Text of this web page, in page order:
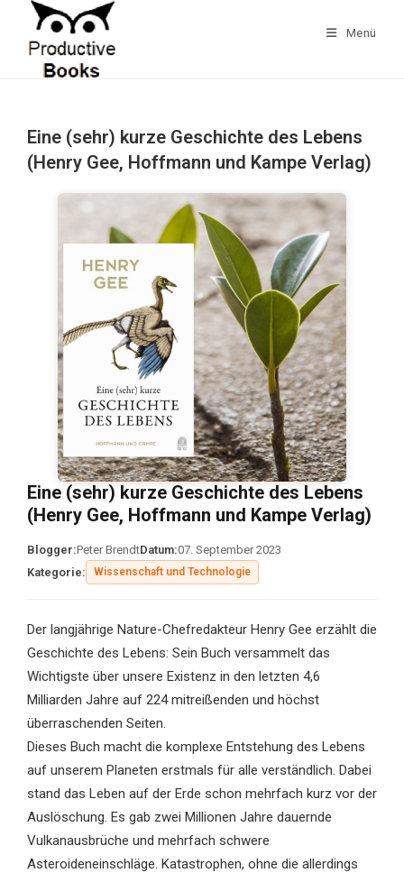
springen
Menü
Eine (sehr) kurze Geschichte des Lebens
(Henry Gee, Hoffmann und Kampe Verlag)
Eine (sehr) kurze Geschichte des Lebens
(Henry Gee, Hoffmann und Kampe Verlag)
Blogger:Peter BrendtDatum:07. September 2023
Kategorie:
Wissenschaft und Technologie
Der langjährige Nature-Chefredakteur Henry Gee erzählt die
Geschichte des Lebens: Sein Buch versammelt das
Wichtigste über unsere Existenz in den letzten 4,6
Milliarden Jahre auf 224 mitreißenden und höchst
überraschenden Seiten.
Dieses Buch macht die komplexe Entstehung des Lebens
auf unserem Planeten erstmals für alle verständlich. Dabei
stand das Leben auf der Erde schon mehrfach kurz vor der
Auslöschung. Es gab zwei Millionen Jahre dauernde
Vulkanausbrüche und mehrfach schwere
Asteroideneinschläge. Katastrophen, ohne die allerdings